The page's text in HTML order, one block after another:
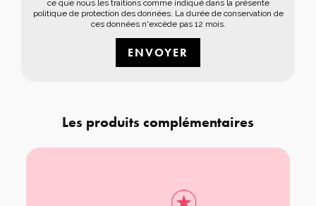
ce que nous les traitions comme indiqué dans la présente
politique de protection des données. La durée de conservation de
ces données n'excède pas 12 mois.
Les produits complémentaires